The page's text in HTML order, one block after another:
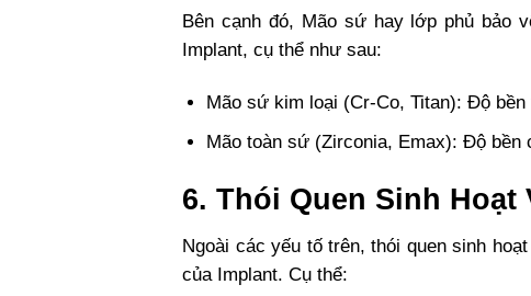
Bên cạnh đó, Mão sứ hay lớp phủ bảo
Implant, cụ thể như sau:
Mão sứ kim loại (Cr-Co, Titan): Độ
Mão toàn sứ (Zirconia, Emax): Độ bền
6. Thói Quen Sinh Hoạt
Ngoài các yếu tố trên, thói quen sinh
của Implant. Cụ thể: